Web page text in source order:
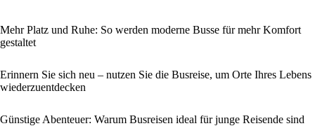
Mehr Platz und Ruhe: So werden moderne Busse für mehr Komfort
gestaltet
Erinnern Sie sich neu – nutzen Sie die Busreise, um Orte Ihres Lebens
wiederzuentdecken
Günstige Abenteuer: Warum Busreisen ideal für junge Reisende sind